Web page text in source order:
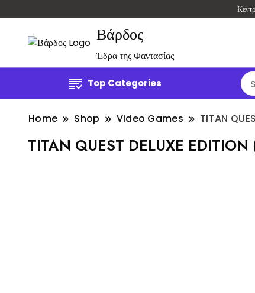
Βάρδος
Έδρα της Φαντασίας
Top Categories
Home Shop Video Games TITAN
TITAN QUEST DELUXE EDITION